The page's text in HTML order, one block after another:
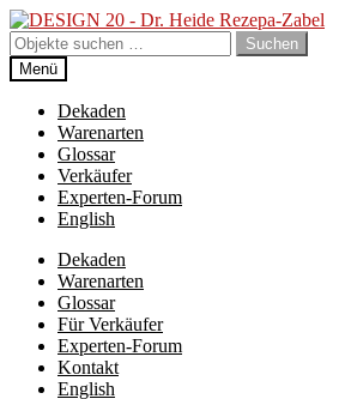
Zur
Navigation
springen
Zum
Inhalt
springen
Suchen
nach:
Suchen
Menü
Dekaden
Warenarten
Glossar
Verkäufer
Experten-Forum
English
Dekaden
Warenarten
Glossar
Für Verkäufer
Experten-Forum
Kontakt
English